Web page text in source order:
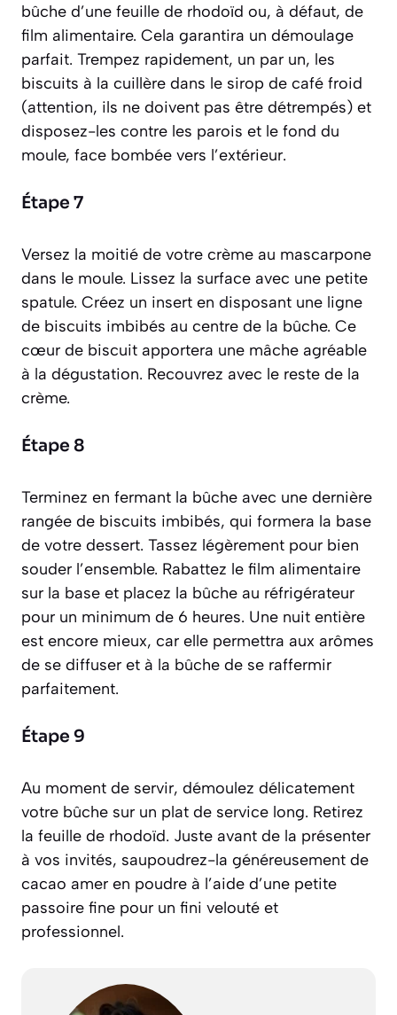
bûche d’une feuille de rhodoïd ou, à défaut, de
film alimentaire. Cela garantira un démoulage
parfait. Trempez rapidement, un par un, les
biscuits à la cuillère dans le sirop de café froid
(attention, ils ne doivent pas être détrempés) et
disposez-les contre les parois et le fond du
moule, face bombée vers l’extérieur.
Étape 7
Versez la moitié de votre crème au mascarpone
dans le moule. Lissez la surface avec une petite
spatule. Créez un insert en disposant une ligne
de biscuits imbibés au centre de la bûche. Ce
cœur de biscuit apportera une mâche agréable
à la dégustation. Recouvrez avec le reste de la
crème.
Étape 8
Terminez en fermant la bûche avec une dernière
rangée de biscuits imbibés, qui formera la base
de votre dessert. Tassez légèrement pour bien
souder l’ensemble. Rabattez le film alimentaire
sur la base et placez la bûche au réfrigérateur
pour un minimum de 6 heures. Une nuit entière
est encore mieux, car elle permettra aux arômes
de se diffuser et à la bûche de se raffermir
parfaitement.
Étape 9
Au moment de servir, démoulez délicatement
votre bûche sur un plat de service long. Retirez
la feuille de rhodoïd. Juste avant de la présenter
à vos invités, saupoudrez-la généreusement de
cacao amer en poudre à l’aide d’une petite
passoire fine pour un fini velouté et
professionnel.